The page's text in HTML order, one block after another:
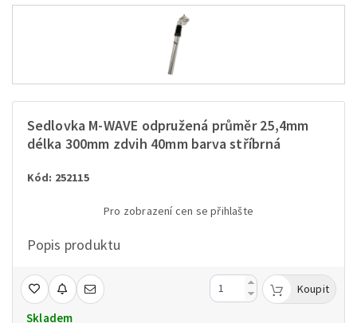
Sedlovka M-WAVE odpružená průměr 25,4mm
délka 300mm zdvih 40mm barva stříbrná
Kód: 252115
Pro zobrazení cen se přihlašte
Popis produktu
Skladem
Koupit